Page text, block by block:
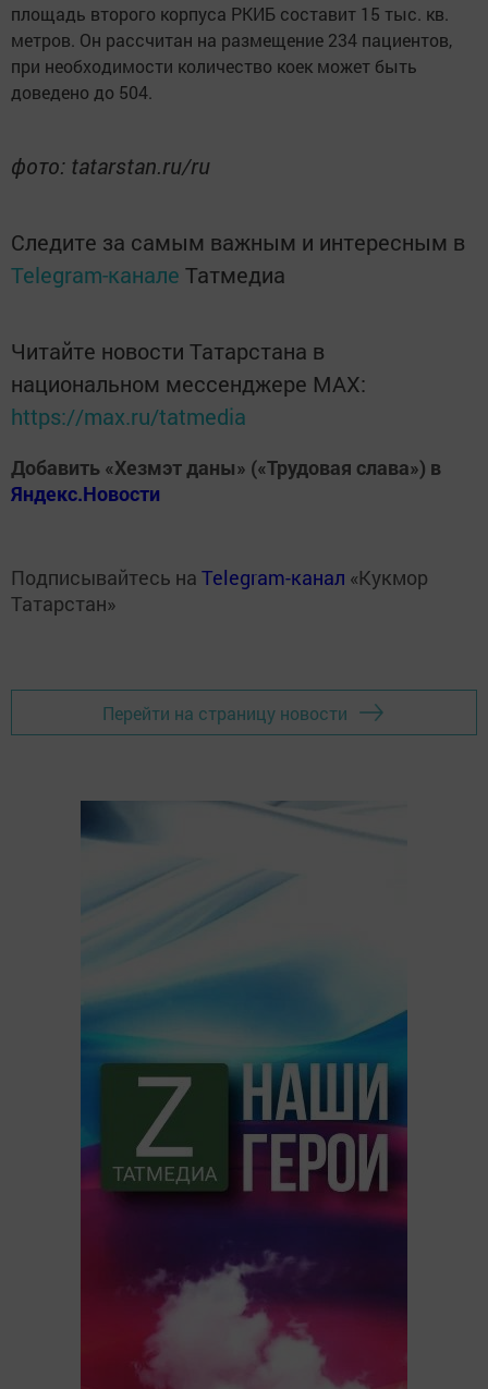
площадь второго корпуса РКИБ составит 15 тыс. кв.
метров. Он рассчитан на размещение 234 пациентов,
при необходимости количество коек может быть
доведено до 504.
фото: tatarstan.ru/ru
Следите за самым важным и интересным в
Telegram-канале Татмедиа
Читайте новости Татарстана в
национальном мессенджере MАХ:
https://max.ru/tatmedia
Добавить «Хезмэт даны» («Трудовая слава») в
Яндекс.Новости
Подписывайтесь на Telegram-канал «Кукмор
Татарстан»
Перейти на страницу новости